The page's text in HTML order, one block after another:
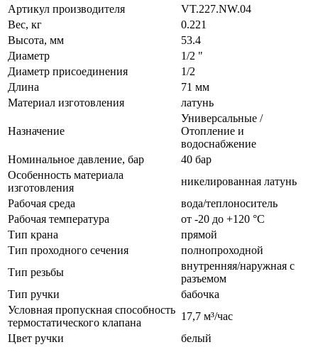
Артикул производителя
VT.227.NW.04
Вес, кг
0.221
Высота, мм
53.4
Диаметр
1/2 "
Диаметр присоединения
1/2
Длина
71 мм
Материал изготовления
латунь
Назначение
Универсальные /
Отопление и
водоснабжение
Номинальное давление, бар
40 бар
Особенность материала
изготовления
никелированная латунь
Рабочая среда
вода/теплоноситель
Рабочая температура
от -20 до +120 °C
Тип крана
прямой
Тип проходного сечения
полнопроходной
Тип резьбы
внутренняя/наружная с
разъемом
Тип ручки
бабочка
Условная пропускная способность
термостатического клапана
17,7 м³/час
Цвет ручки
белый